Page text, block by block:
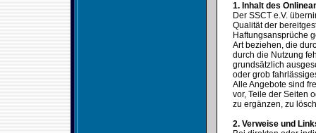
1. Inhalt des
Der SSCT e.V.
Qualität der
Haftungsansprüche
Art beziehen, die
durch die Nutzung
grundsätzlich
oder grob
Alle Angebote sind
vor, Teile der Seiten
zu ergänzen, zu
2. Verweise und